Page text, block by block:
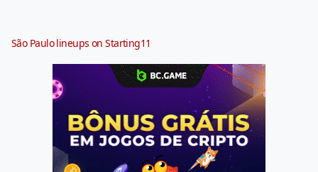
São Paulo lineups on Starting11